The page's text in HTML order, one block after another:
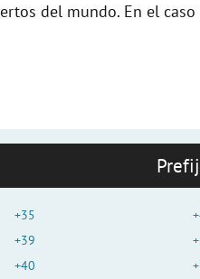
del mundo. En el
+35
+39
+40